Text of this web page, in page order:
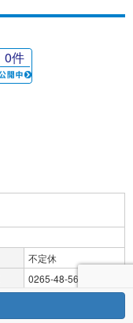
0件
不定休
0265-48-5658